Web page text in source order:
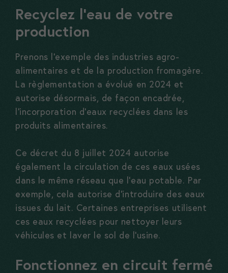
Recyclez l’eau de votre
production
Prenons l’exemple des industries agro-
alimentaires et de la production fromagère.
La règlementation a évolué en 2024 et
autorise désormais, de façon encadrée,
l’incorporation d’eaux recyclées dans les
produits alimentaires.
Ce décret du 8 juillet 2024 autorise
également la circulation de ces eaux usées
dans le même réseau que l’eau potable. Par
exemple, cela autorise d’introduire des eaux
issues du lait. Certaines entreprises utilisent
ces eaux recyclées pour nettoyer leurs
véhicules et laver le sol de l’usine.
Fonctionnez en circuit fermé